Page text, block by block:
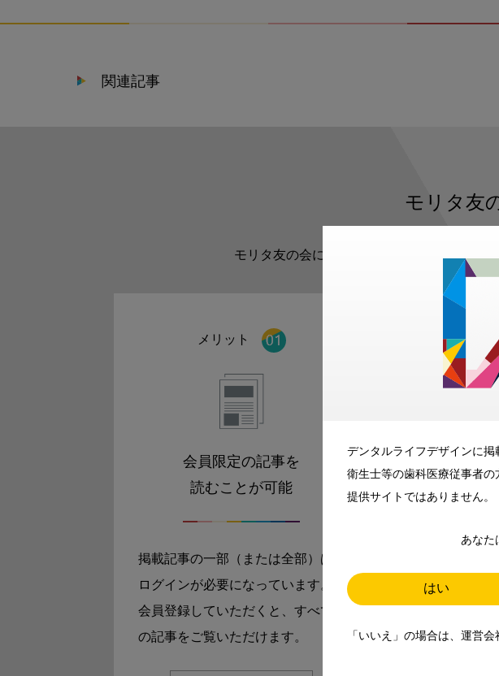
デンタルライフデザインに
衛生士等の歯科医療従事者
提供サイトではありません。
あなた
はい
「いいえ」の場合は、運営
関連記事
モリタ友
モリタ友の会に登録いただくと、デンタル
メリット
会員限定の記事を
読むことが可能
掲載記事の一部（または全部）は
ログインが必要になっています。
会員登録していただくと、すべて
の記事をご覧いただけます。
メー
師、歯
お届けし